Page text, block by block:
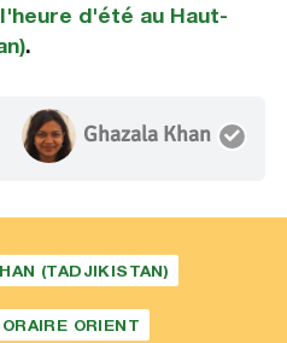
d'été au Haut-
.
Ghazala Khan
(TADJIKISTAN)
ORIENT